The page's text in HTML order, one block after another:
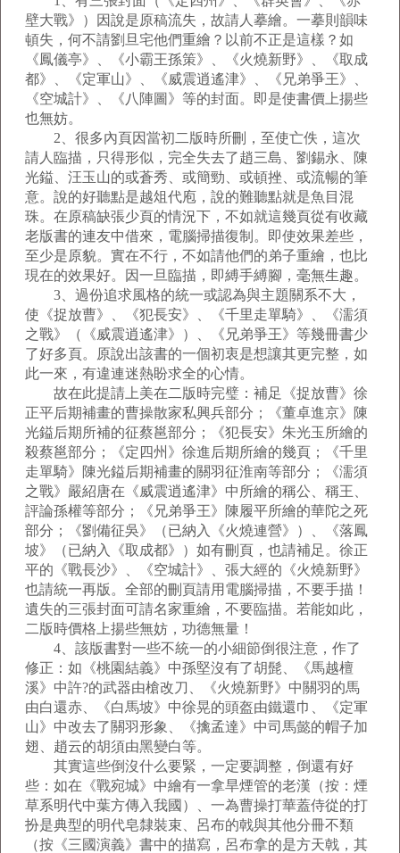
壁大戰》）因說是原稿流失，故請人摹繪。一摹則韻味
頓失，何不請劉旦宅他們重繪？以前不正是這樣？如
《鳳儀亭》、《小霸王孫策》、《火燒新野》、《取成
都》、《定軍山》、《威震逍遙津》、《兄弟爭王》、
《空城計》、《八陣圖》等的封面。即是使書價上揚些
也無妨。
2、很多內頁因當初二版時所刪，至使亡佚，這次
請人臨描，只得形似，完全失去了趙三島、劉錫永、陳
光鎰、汪玉山的或蒼秀、或簡勁、或頓挫、或流暢的筆
意。說的好聽點是越俎代庖，說的難聽點就是魚目混
珠。在原稿缺張少頁的情況下，不如就這幾頁從有收藏
老版書的連友中借來，電腦掃描復制。即使效果差些，
至少是原貌。實在不行，不如請他們的弟子重繪，也比
現在的效果好。因一旦臨描，即縛手縛腳，毫無生趣。
3、過份追求風格的統一或認為與主題關系不大，
使《捉放曹》、《犯長安》、《千里走單騎》、《濡須
之戰》（《威震逍遙津》）、《兄弟爭王》等幾冊書少
了好多頁。原說出該書的一個初衷是想讓其更完整，如
此一來，有違連迷熱盼求全的心情。
故在此提請上美在二版時完璧：補足《捉放曹》徐
正平后期補畫的曹操散家私興兵部分；《董卓進京》陳
光鎰后期所補的征蔡邕部分；《犯長安》朱光玉所繪的
殺蔡邕部分；《定四州》徐進后期所繪的幾頁；《千里
走單騎》陳光鎰后期補畫的關羽征淮南等部分；《濡須
之戰》嚴紹唐在《威震逍遙津》中所繪的稱公、稱王、
評論孫權等部分；《兄弟爭王》陳履平所繪的華陀之死
部分；《劉備征吳》（已納入《火燒連營》）、《落鳳
坡》（已納入《取成都》）如有刪頁，也請補足。徐正
平的《戰長沙》、《空城計》、張大經的《火燒新野》
也請統一再版。全部的刪頁請用電腦掃描，不要手描！
遺失的三張封面可請名家重繪，不要臨描。若能如此，
二版時價格上揚些無妨，功德無量！
4、該版書對一些不統一的小細節倒很注意，作了
修正：如《桃園結義》中孫堅沒有了胡髭、《馬越檀
溪》中許?的武器由槍改刀、《火燒新野》中關羽的馬
由白還赤、《白馬坡》中徐晃的頭盔由鐵還巾、《定軍
山》中改去了關羽形象、《擒孟達》中司馬懿的帽子加
翅、趙云的胡須由黑變白等。
其實這些倒沒什么要緊，一定要調整，倒還有好
些：如在《戰宛城》中繪有一拿旱煙管的老漢（按：煙
草系明代中葉方傳入我國）、一為曹操打華蓋侍從的打
扮是典型的明代皂隸裝束、呂布的戟與其他分冊不類
（按《三國演義》書中的描寫，呂布拿的是方天戟，其